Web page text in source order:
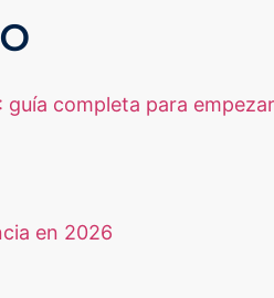
completa para
en 2026